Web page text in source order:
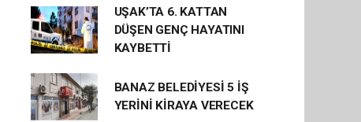
UŞAK’TA 6. KATTAN
DÜŞEN GENÇ HAYATINI
KAYBETTİ
BANAZ BELEDİYESİ 5 İŞ
YERİNİ KİRAYA VERECEK